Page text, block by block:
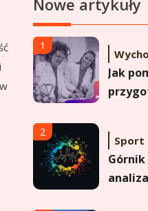
Nowe artykuły
dane
1
Jak
to
2
Sport